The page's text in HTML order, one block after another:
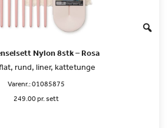
Nylon 8stk – Rosa
rund, liner, kattetunge
Varenr.:01085875
249.00 pr. sett